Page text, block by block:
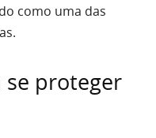
como uma das
se proteger